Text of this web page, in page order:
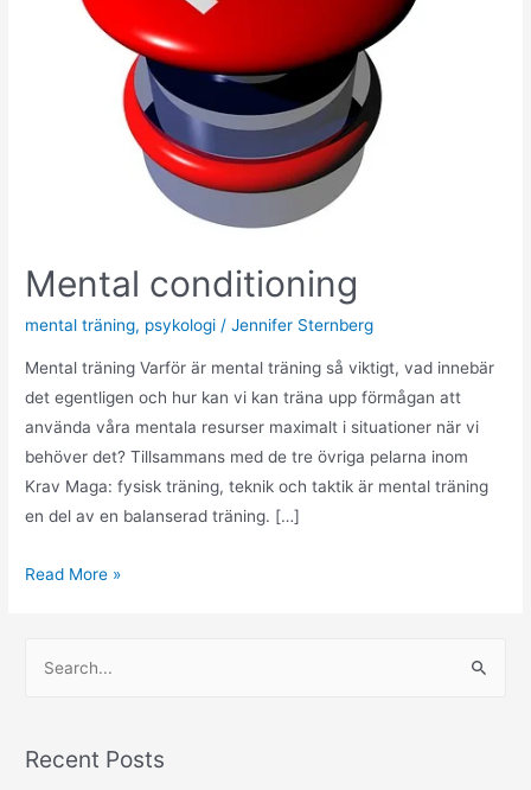
Mental conditioning
mental träning, psykologi /Jennifer Sternberg
Mental träning Varför är mental träning så viktigt, vad innebär
det egentligen och hur kan vi kan träna upp förmågan att
använda våra mentala resurser maximalt i situationer när vi
behöver det? Tillsammans med de tre övriga pelarna inom
Krav Maga: fysisk träning, teknik och taktik är mental träning
en del av en balanserad träning. […]
Mental
Read More »
rRecent Posts